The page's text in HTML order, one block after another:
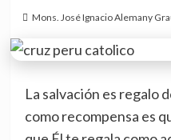
Mons. José Ignacio Alemany
La salvación es regalo
como recompensa es